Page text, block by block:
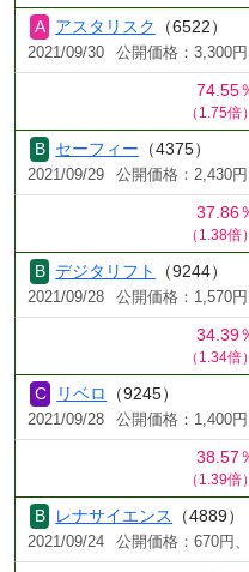
アスタリスク （6522）
2021/09/30 公開価格：3,300
74.55
（1.75倍）
セーフィー （4375）
2021/09/29 公開価格：2,430
37.86
（1.38倍）
デジタリフト （9244）
2021/09/28 公開価格：1,570
34.39
（1.34倍）
リベロ （9245）
2021/09/28 公開価格：1,400
38.57
（1.39倍）
レナサイエンス （4889）
2021/09/24 公開価格：670円